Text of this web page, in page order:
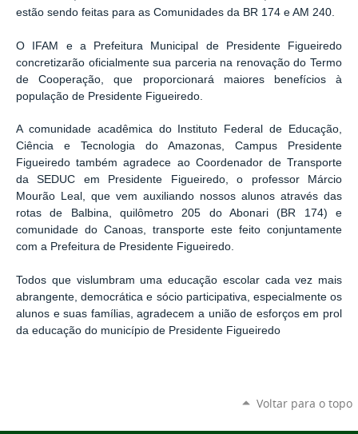
estão sendo feitas para as Comunidades da BR 174 e AM 240.
O IFAM e a Prefeitura Municipal de Presidente Figueiredo
concretizarão oficialmente sua parceria na renovação do Termo
de Cooperação, que proporcionará maiores benefícios à
população de Presidente Figueiredo.
A comunidade acadêmica do Instituto Federal de Educação,
Ciência e Tecnologia do Amazonas, Campus Presidente
Figueiredo também agradece ao Coordenador de Transporte
da SEDUC em Presidente Figueiredo, o professor Márcio
Mourão Leal, que vem auxiliando nossos alunos através das
rotas de Balbina, quilômetro 205 do Abonari (BR 174) e
comunidade do Canoas, transporte este feito conjuntamente
com a Prefeitura de Presidente Figueiredo.
Todos que vislumbram uma educação escolar cada vez mais
abrangente, democrática e sócio participativa, especialmente os
alunos e suas famílias, agradecem a união de esforços em prol
da educação do município de Presidente Figueiredo
Voltar para o topo